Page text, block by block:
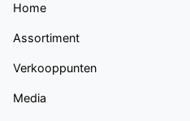
Home
Assortiment
Verkooppunten
Media